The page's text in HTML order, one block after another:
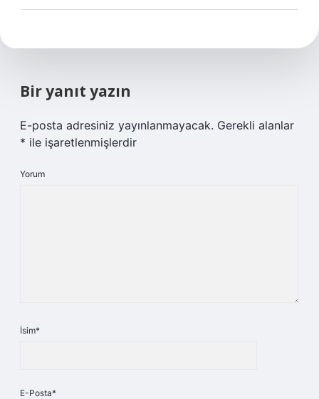
Bir yanıt yazın
E-posta adresiniz yayınlanmayacak. Gerekli alanlar
* ile işaretlenmişlerdir
Yorum
İsim*
E-Posta*